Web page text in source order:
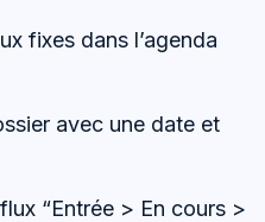
fixes dans l’agenda
avec une date et
“Entrée > En cours >